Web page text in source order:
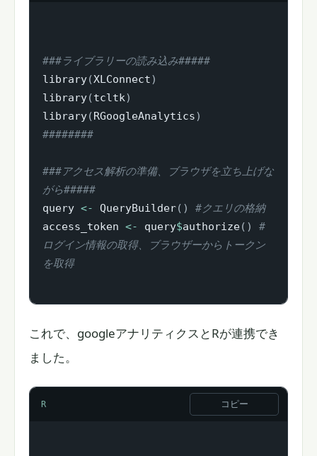
###ライブラリーの読み込み#####
library(XLConnect)
library(tcltk)
library(RGoogleAnalytics)
########
###アクセス解析の準備、ブラウザを立ち上げな
がら#####
query <- QueryBuilder( )
#クエリの格納
access_token <- query$authorize( )
#
ログイン情報の取得、ブラウザーからトークン
を取得
これで、googleアナリティクスとRが連携でき
ました。
R コピー